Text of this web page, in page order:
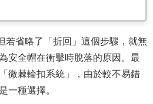
若省略了「折回」這個步驟，就無
安全帽在衝擊時脫落的原因。最
微棘輪扣系統」，由於較不易錯
一種選擇。